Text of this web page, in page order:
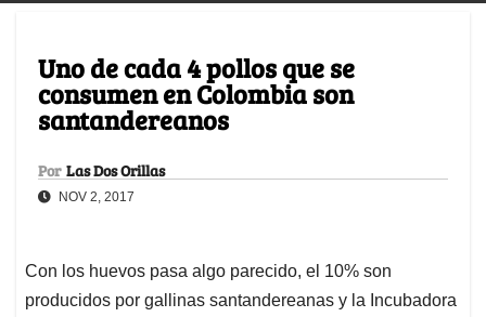
Uno de cada 4 pollos que se
consumen en Colombia son
santandereanos
Por Las Dos Orillas
NOV 2, 2017
Con los huevos pasa algo parecido, el 10% son
producidos por gallinas santandereanas y la Incubadora